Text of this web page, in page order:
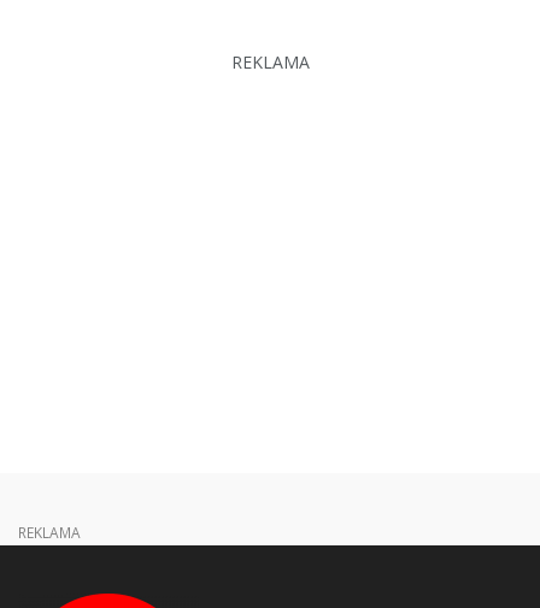
REKLAMA
REKLAMA